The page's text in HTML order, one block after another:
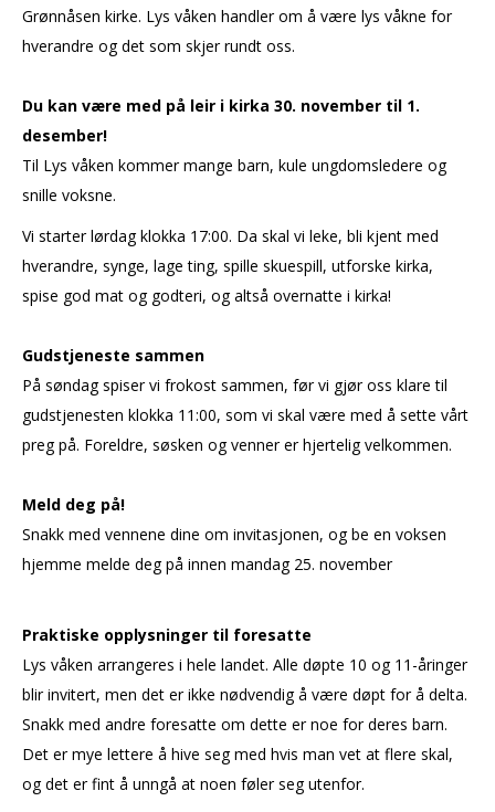
Grønnåsen kirke. Lys våken handler om å være lys våkne for
hverandre og det som skjer rundt oss.
Du kan være med på leir i kirka 30. november til 1.
desember!
Til Lys våken kommer mange barn, kule ungdomsledere og
snille voksne.
Vi starter lørdag klokka 17:00. Da skal vi leke, bli kjent med
hverandre, synge, lage ting, spille skuespill, utforske kirka,
spise god mat og godteri, og altså overnatte i kirka!
Gudstjeneste sammen
På søndag spiser vi frokost sammen, før vi gjør oss klare til
gudstjenesten klokka 11:00, som vi skal være med å sette vårt
preg på. Foreldre, søsken og venner er hjertelig velkommen.
Meld deg på!
Snakk med vennene dine om invitasjonen, og be en voksen
hjemme melde deg på innen mandag 25. november
Praktiske opplysninger til foresatte
Lys våken arrangeres i hele landet. Alle døpte 10 og 11-åringer
blir invitert, men det er ikke nødvendig å være døpt for å delta.
Snakk med andre foresatte om dette er noe for deres barn.
Det er mye lettere å hive seg med hvis man vet at flere skal,
og det er fint å unngå at noen føler seg utenfor.